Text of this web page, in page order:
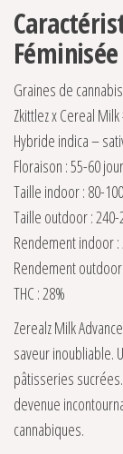
Graines de
Zkittlez x Cereal
Hybride indica –
Floraison : 55-60
Taille indoor : 80-
Taille outdoor : 240-
Rendement indoor :
Rendement
THC : 28%
Zerealz Milk
saveur inoubliable.
pâtisseries
devenue
cannabiques.